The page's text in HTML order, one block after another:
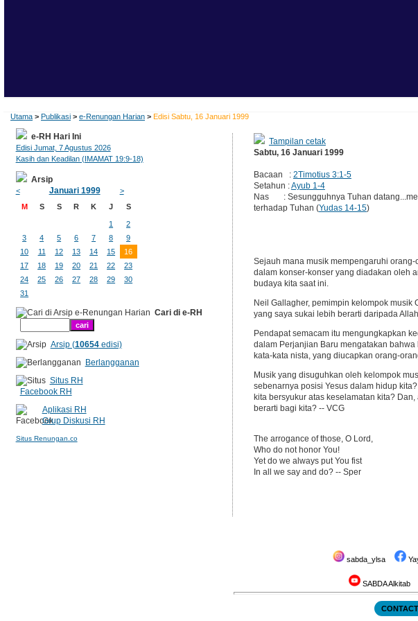
Utama > Publikasi > e-Renungan Harian > Edisi Sabtu, 16 Januari 1999
Tampilan cetak
Sabtu, 16 Januari 1999
Bacaan : 2Timotius 3:1-5
Setahun :Ayub 1-4
Nas : Sesungguhnya Tuhan
terhadap Tuhan (Yudas 14-15)
Sejauh mana musik mempengaruhi
dalam konser-konser yang diadakan oleh
budaya kita saat ini.
Neil Gallagher, pemimpin kelompok
yang saya sukai lebih berarti daripada
Pendapat semacam itu mengungkapkan
dalam Perjanjian Baru mengatakan
kata-kata nista, yang diucapkan orang-
Musik yang disuguhkan oleh kelompok
sebenarnya posisi Yesus dalam hidup
kita bersyukur atas keselamatan kita?
berarti bagi kita? -- VCG
The arrogance of those, O Lord,
Who do not honor You!
Yet do we always put You fist
In all we say and do? -- Sper
e-RH Hari Ini
Edisi Jumat, 7 Agustus 2026
Kasih dan Keadilan (IMAMAT 19:9-18)
Arsip
< Januari 1999
>
M
S S R K J S
1
2
3
4 5 6 7 8
9
10
11 12 13 14 15
16
17
18 19 20 21 22
23
24
25 26 27 28 29
30
31
Cari di e-RH
Arsip (10654edisi)
Berlangganan
Situs RH
Facebook RH
Aplikasi RH
Grup Diskusi RH
Situs Renungan.co
sabda_ylsa
SABDA Alkitab
CONTACT